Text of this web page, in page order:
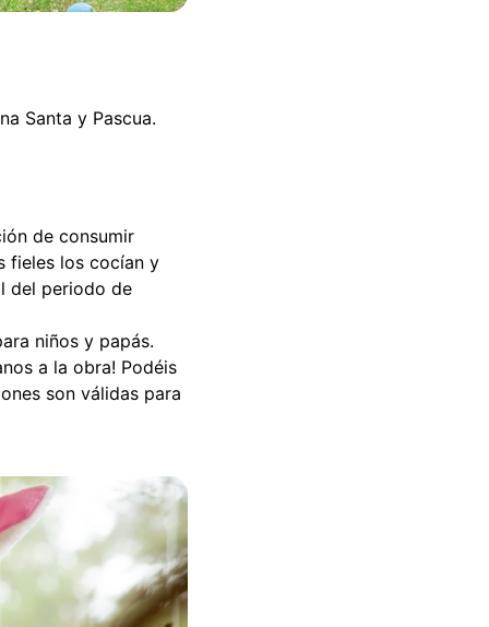
Santa y Pascua.
de consumir
fieles los cocían y
del periodo de
niños y papás.
a la obra! Podéis
son válidas para